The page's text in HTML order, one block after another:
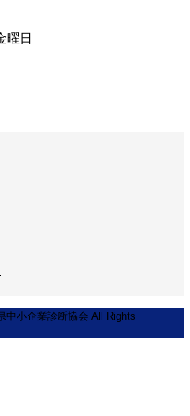
曜日
中小企業診断協会 All Rights